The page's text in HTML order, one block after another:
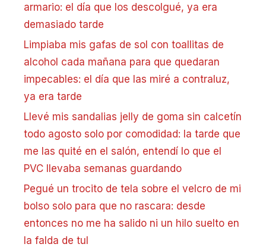
armario: el día que los descolgué, ya era
demasiado tarde
Limpiaba mis gafas de sol con toallitas de
alcohol cada mañana para que quedaran
impecables: el día que las miré a contraluz,
ya era tarde
Llevé mis sandalias jelly de goma sin calcetín
todo agosto solo por comodidad: la tarde que
me las quité en el salón, entendí lo que el
PVC llevaba semanas guardando
Pegué un trocito de tela sobre el velcro de mi
bolso solo para que no rascara: desde
entonces no me ha salido ni un hilo suelto en
la falda de tul